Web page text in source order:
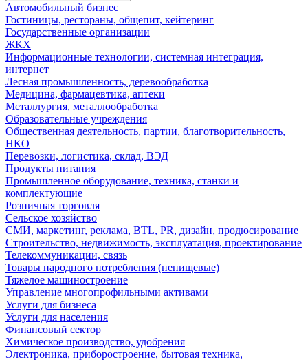
Автомобильный бизнес
Гостиницы, рестораны, общепит, кейтеринг
Государственные организации
ЖКХ
Информационные технологии, системная интеграция,
интернет
Лесная промышленность, деревообработка
Медицина, фармацевтика, аптеки
Металлургия, металлообработка
Образовательные учреждения
Общественная деятельность, партии, благотворительность,
НКО
Перевозки, логистика, склад, ВЭД
Продукты питания
Промышленное оборудование, техника, станки и
комплектующие
Розничная торговля
Сельское хозяйство
СМИ, маркетинг, реклама, BTL, PR, дизайн, продюсирование
Строительство, недвижимость, эксплуатация, проектирование
Телекоммуникации, связь
Товары народного потребления (непищевые)
Тяжелое машиностроение
Управление многопрофильными активами
Услуги для бизнеса
Услуги для населения
Финансовый сектор
Химическое производство, удобрения
Электроника, приборостроение, бытовая техника,